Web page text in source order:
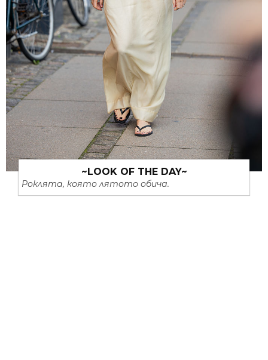
~LOOK OF THE DAY~
Роклята, която лятото обича.